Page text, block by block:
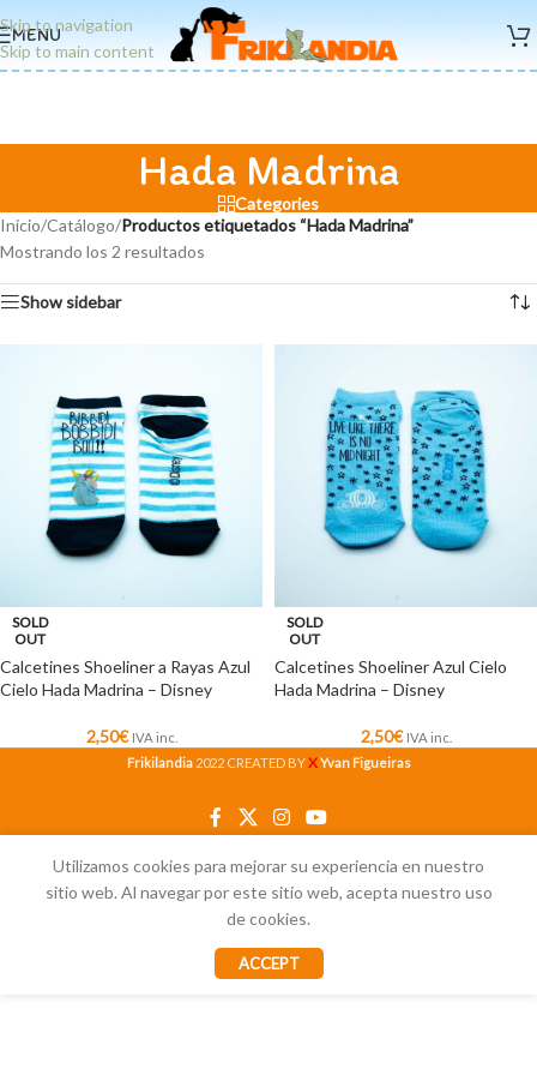
Skip to navigation
Skip to main content
MENU
Hada Madrina
Categories
Inicio/Catálogo/Productos etiquetados “Hada Madrina”
Mostrando los 2 resultados
Show sidebar
SOLD
OUT
Calcetines Shoeliner a Rayas Azul
Cielo Hada Madrina – Disney
2,50€ IVA inc.
SOLD
OUT
Calcetines Shoeliner Azul Cielo
Hada Madrina – Disney
2,50€ IVA inc.
Frikilandia 2022 CREATED BYXYvan Figueiras
Utilizamos cookies para mejorar su experiencia en nuestro
sitio web. Al navegar por este sitio web, acepta nuestro uso
de cookies.
ACCEPT